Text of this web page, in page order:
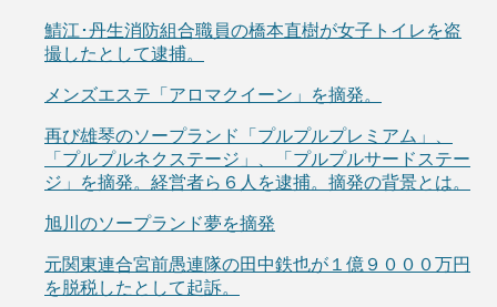
鯖江･丹生消防組合職員の橋本直樹が女子トイレを盗
撮したとして逮捕。
メンズエステ「アロマクイーン」を摘発。
再び雄琴のソープランド「プルプルプレミアム」、
「プルプルネクステージ」、「プルプルサードステー
ジ」を摘発。経営者ら６人を逮捕。摘発の背景とは。
旭川のソープランド夢を摘発
元関東連合宮前愚連隊の田中鉄也が１億９０００万円
を脱税したとして起訴。